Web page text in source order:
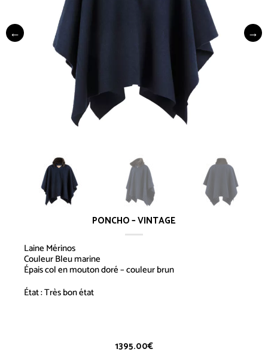
PONCHO – VINTAGE
Laine Mérinos
Couleur Bleu marine
Épais col en mouton doré – couleur brun
État : Très bon état
1395.00€